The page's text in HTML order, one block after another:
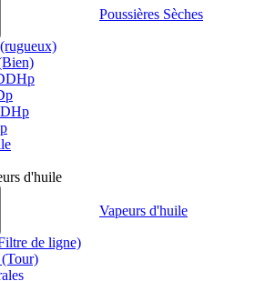
Poussières Sèches
d'huile
Vapeurs d'huile
de ligne)